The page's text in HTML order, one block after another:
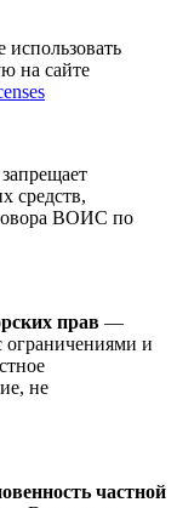
на сайте
средств,
ВОИС по
прав —
ограничениями и
не
частной